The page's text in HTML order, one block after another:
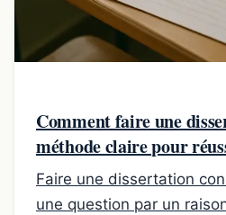
Comment faire une
méthode claire pour
Faire une dissertation
une question par un